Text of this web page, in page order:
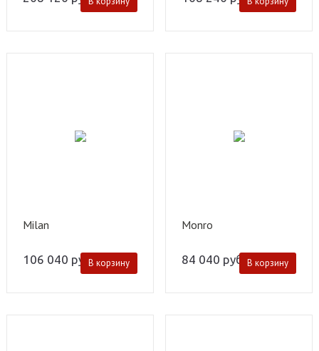
Milan
106 040 руб.В корзину
Monro
84 040 руб. В корзину